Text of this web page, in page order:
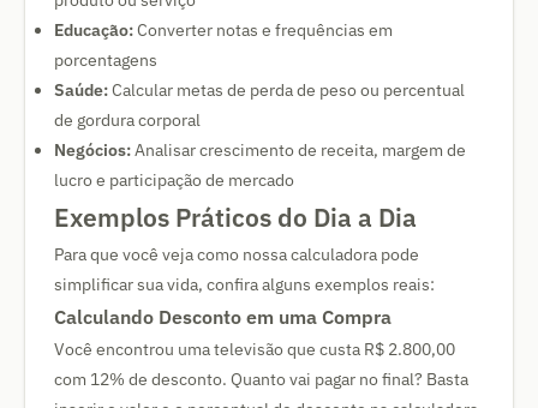
Educação:Converter notas e frequências em
porcentagens
Saúde:Calcular metas de perda de peso ou percentual
de gordura corporal
Negócios:Analisar crescimento de receita, margem de
lucro e participação de mercado
Exemplos Práticos do Dia a Dia
Para que você veja como nossa calculadora pode
simplificar sua vida, confira alguns exemplos reais:
Calculando Desconto em uma Compra
Você encontrou uma televisão que custa R$ 2.800,00
com 12% de desconto. Quanto vai pagar no final? Basta